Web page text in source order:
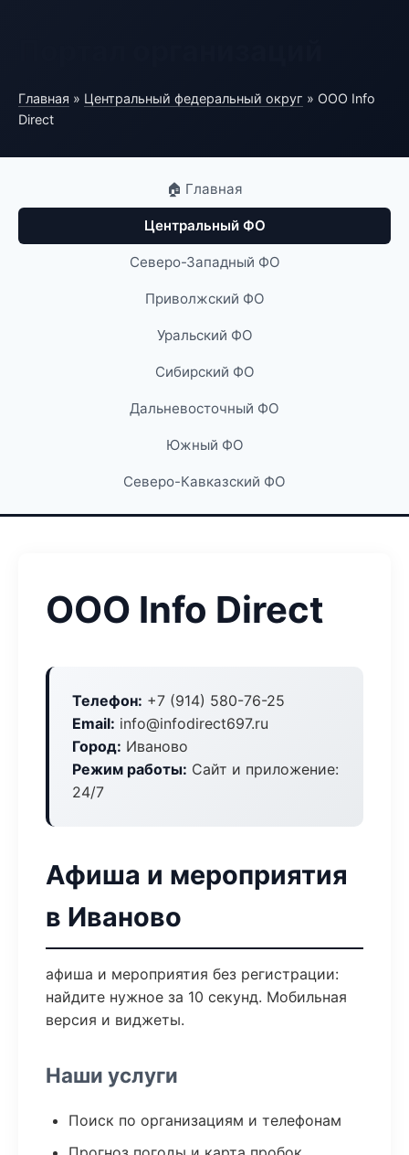
Главная » Центральный федеральный округ » ООО Info
Direct
🏠 Главная
Центральный ФО
Северо-Западный ФО
Приволжский ФО
Уральский ФО
Сибирский ФО
Дальневосточный ФО
Южный ФО
Северо-Кавказский ФО
ООО Info Direct
Телефон: +7 (914) 580-76-25
Email: info@infodirect697.ru
Город: Иваново
Режим работы: Сайт и приложение:
24/7
Афиша и мероприятия
в Иваново
афиша и мероприятия без регистрации:
найдите нужное за 10 секунд. Мобильная
версия и виджеты.
Наши услуги
Поиск по организациям и телефонам